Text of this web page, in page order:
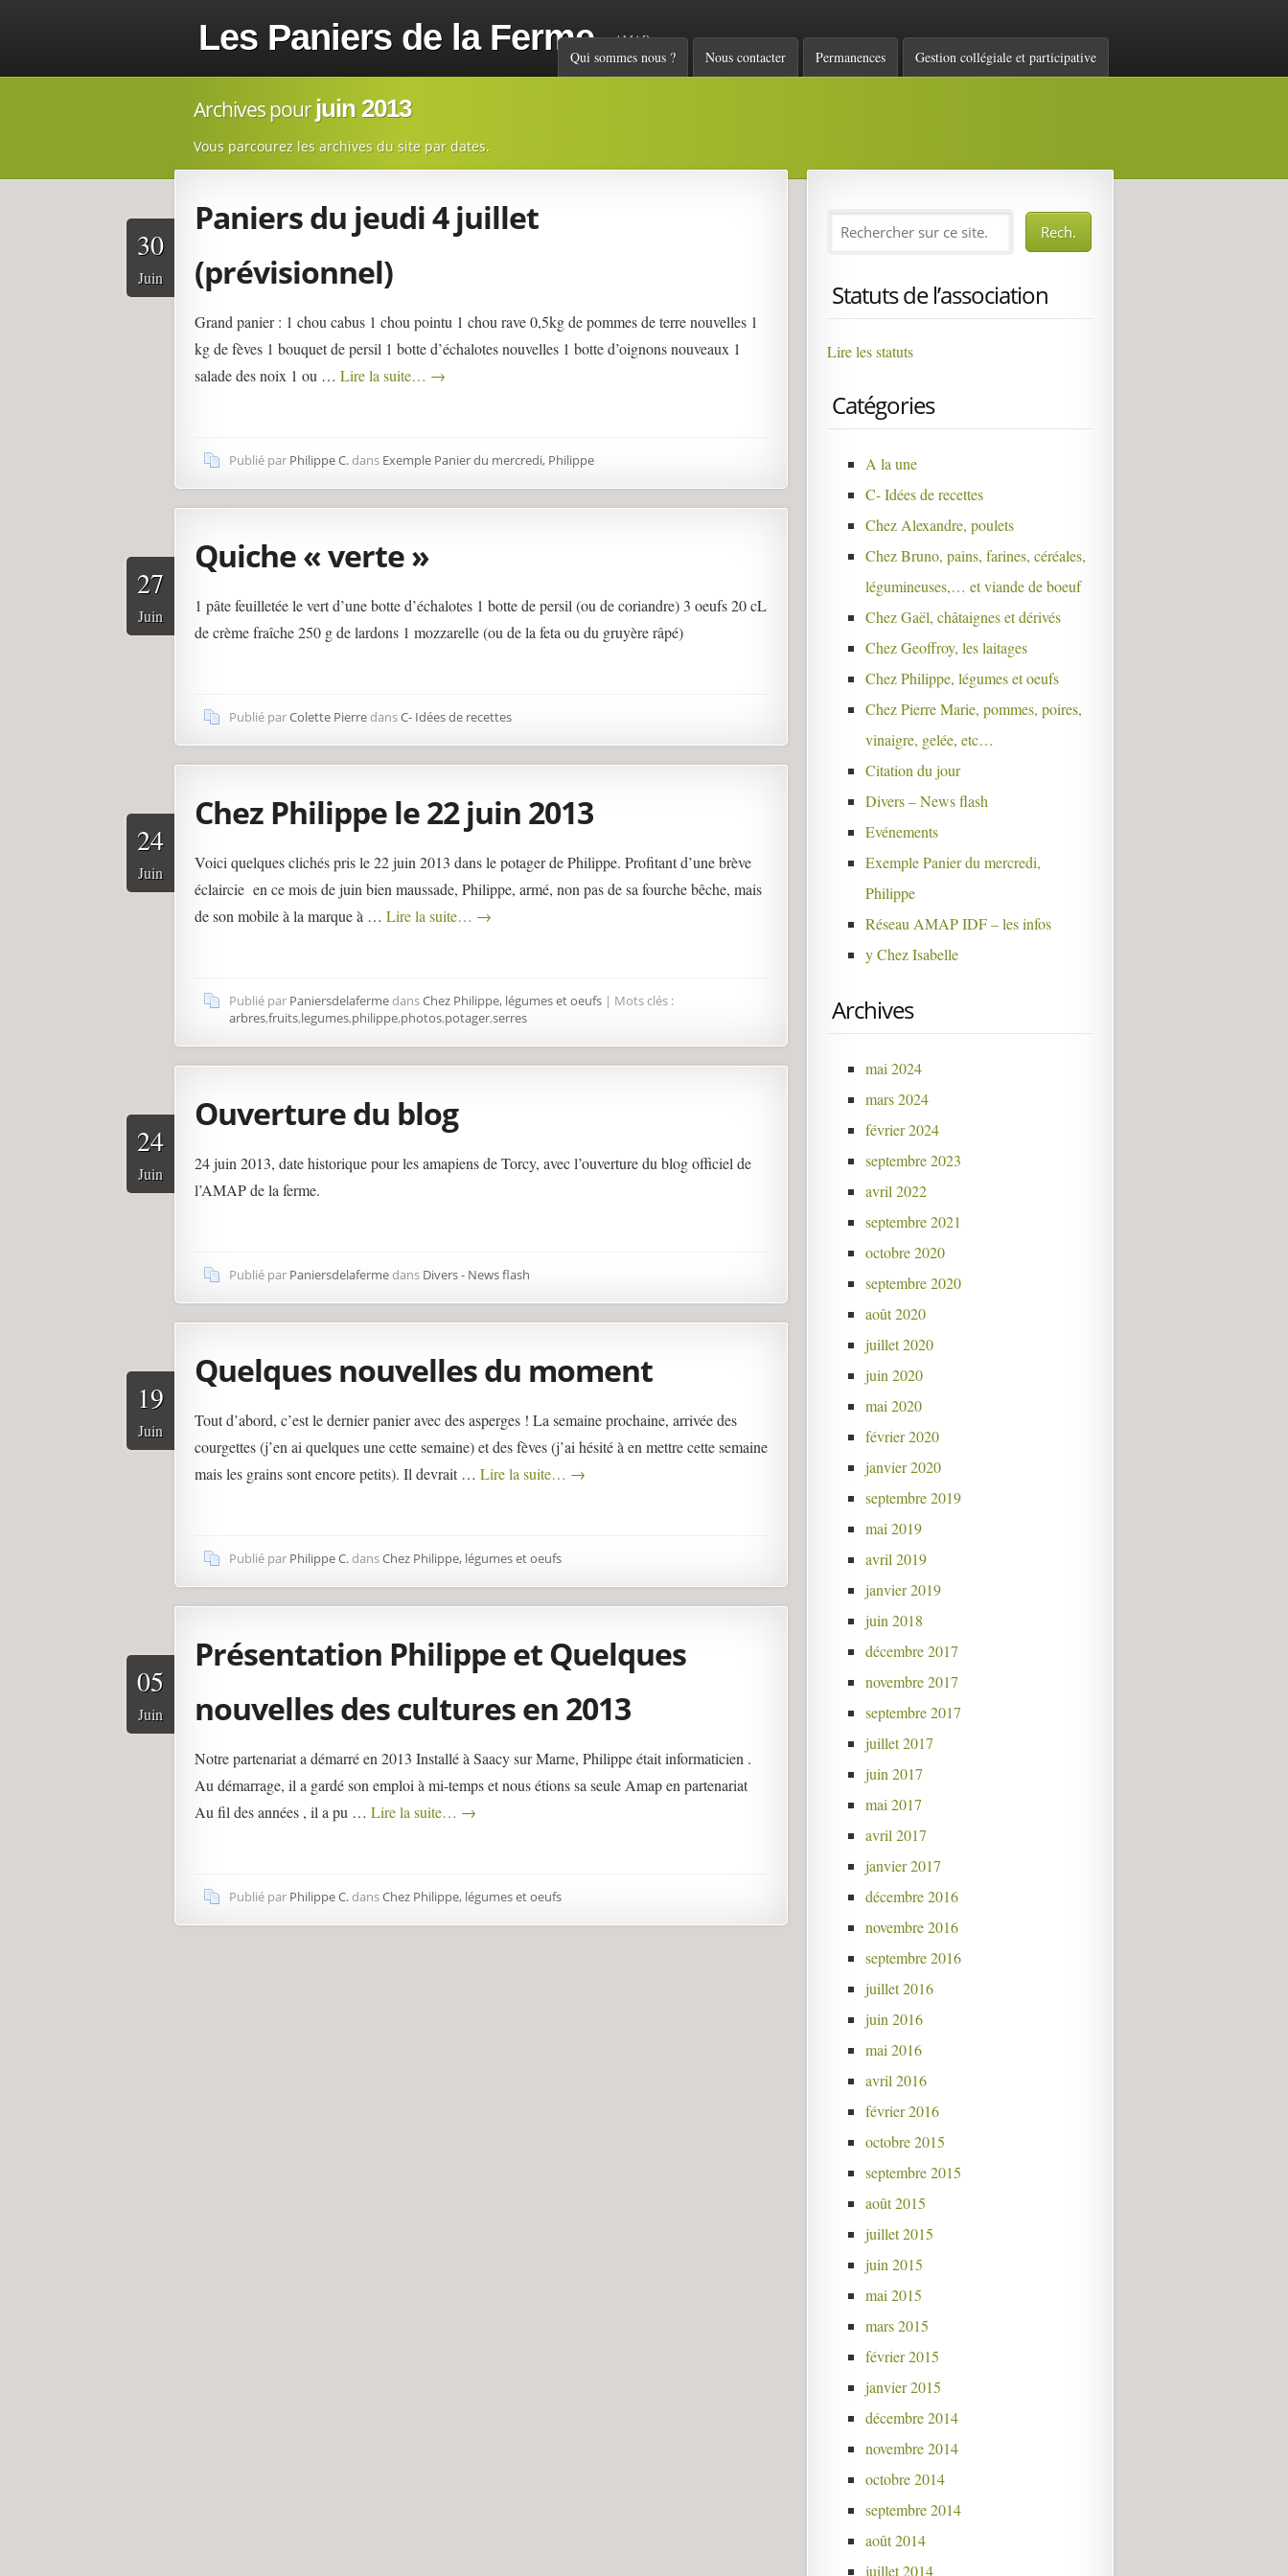
Les Paniers de la Ferme AMAP
Menu principal
Qui sommes nous ? Nous contacter Permanences Gestion collégiale et participative
Archives pourjuin 2013
Vous parcourez les archives du site par dates.
Paniers du jeudi 4 juillet
(prévisionnel)
30
Juin
Grand panier : 1 chou cabus 1 chou pointu 1 chou rave 0,5kg de pommes de terre nouvelles 1
kg de fèves 1 bouquet de persil 1 botte d’échalotes nouvelles 1 botte d’oignons nouveaux 1
salade des noix 1 ou … Lire la suite… →
Publié par Philippe C.dans Exemple Panier du mercredi, Philippe
Quiche « verte »
27
Juin
1 pâte feuilletée le vert d’une botte d’échalotes 1 botte de persil (ou de coriandre) 3 oeufs 20 cL
de crème fraîche 250 g de lardons 1 mozzarelle (ou de la feta ou du gruyère râpé)
Publié parColette PierredansC- Idées de recettes
Chez Philippe le 22 juin 2013
24
Juin
Voici quelques clichés pris le 22 juin 2013 dans le potager de Philippe. Profitant d’une brève
éclaircie en ce mois de juin bien maussade, Philippe, armé, non pas de sa fourche bêche, mais
de son mobile à la marque à … Lire la suite… →
Publié par PaniersdelafermedansChez Philippe, légumes et oeufs | Mots clés :
arbres,fruits,legumes,philippe,photos,potager,serres
Ouverture du blog
24
Juin
24 juin 2013, date historique pour les amapiens de Torcy, avec l’ouverture du blog officiel de
l’AMAP de la ferme.
Publié par Paniersdelafermedans Divers - News flash
Quelques nouvelles du moment
19
Juin
Tout d’abord, c’est le dernier panier avec des asperges ! La semaine prochaine, arrivée des
courgettes (j’en ai quelques une cette semaine) et des fèves (j’ai hésité à en mettre cette semaine
mais les grains sont encore petits). Il devrait … Lire la suite… →
Publié par Philippe C.dansChez Philippe, légumes et oeufs
Présentation Philippe et Quelques
nouvelles des cultures en 2013
05
Juin
Notre partenariat a démarré en 2013 Installé à Saacy sur Marne, Philippe était informaticien .
Au démarrage, il a gardé son emploi à mi-temps et nous étions sa seule Amap en partenariat
Au fil des années , il a pu … Lire la suite… →
Publié par Philippe C.dansChez Philippe, légumes et oeufs
Statuts de l’association
Lire les statuts
Catégories
A la une
C- Idées de recettes
Chez Alexandre, poulets
Chez Bruno, pains, farines, céréales,
légumineuses,… et viande de boeuf
Chez Gaël, châtaignes et dérivés
Chez Geoffroy, les laitages
Chez Philippe, légumes et oeufs
Chez Pierre Marie, pommes, poires,
vinaigre, gelée, etc…
Citation du jour
Divers – News flash
Evénements
Exemple Panier du mercredi,
Philippe
Réseau AMAP IDF – les infos
y Chez Isabelle
Archives
mai 2024
mars 2024
février 2024
septembre 2023
avril 2022
septembre 2021
octobre 2020
septembre 2020
août 2020
juillet 2020
juin 2020
mai 2020
février 2020
janvier 2020
septembre 2019
mai 2019
avril 2019
janvier 2019
juin 2018
décembre 2017
novembre 2017
septembre 2017
juillet 2017
juin 2017
mai 2017
avril 2017
janvier 2017
décembre 2016
novembre 2016
septembre 2016
juillet 2016
juin 2016
mai 2016
avril 2016
février 2016
octobre 2015
septembre 2015
août 2015
juillet 2015
juin 2015
mai 2015
mars 2015
février 2015
janvier 2015
décembre 2014
novembre 2014
octobre 2014
septembre 2014
août 2014
juillet 2014